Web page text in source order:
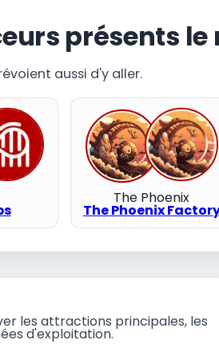
présents le
aussi d'y aller.
The Phoenix
The Phoenix
les attractions principales, les
d'exploitation.